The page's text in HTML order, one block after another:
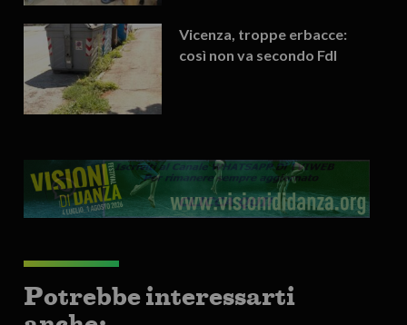
Vicenza, troppe erbacce:
così non va secondo FdI
Potrebbe interessarti